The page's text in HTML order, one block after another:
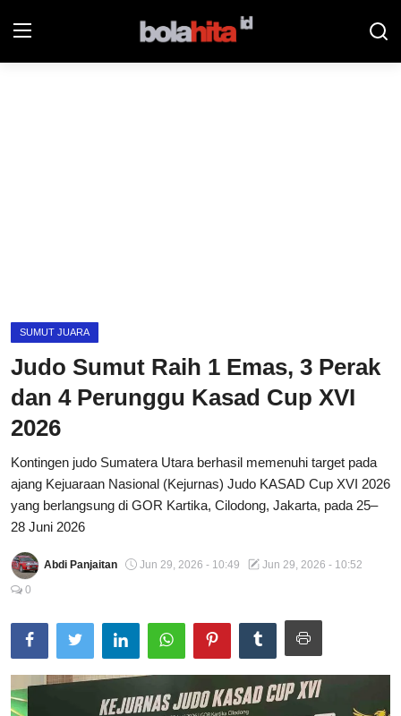
Sportainment
Total Sports
Contact
Pedoman Media Siber
SUMUT JUARA
Judo Sumut Raih 1 Emas, 3 Perak
dan 4 Perunggu Kasad Cup XVI
2026
Kontingen judo Sumatera Utara berhasil memenuhi target pada
ajang Kejuaraan Nasional (Kejurnas) Judo KASAD Cup XVI 2026
yang berlangsung di GOR Kartika, Cilodong, Jakarta, pada 25–
28 Juni 2026
Abdi Panjaitan Jun 29, 2026 - 10:49
Jun 29, 2026 - 10:52
0